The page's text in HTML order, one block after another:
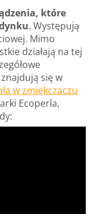
które
. Występują
Mimo
działają na tej
się w
w zmiękczaczu
Ecoperla,